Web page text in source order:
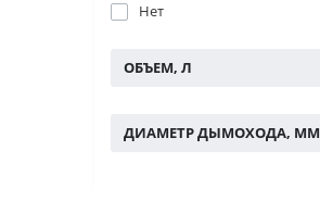
Нет
ОБЪЕМ, Л
ДИАМЕТР ДЫМОХОДА, ММ